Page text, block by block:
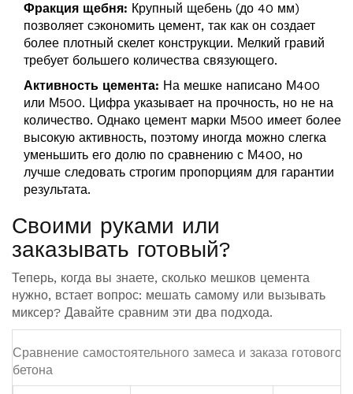
Фракция щебня: Крупный щебень (до 40 мм)
позволяет сэкономить цемент, так как он создает
более плотный скелет конструкции. Мелкий гравий
требует большего количества связующего.
Активность цемента: На мешке написано М400
или М500. Цифра указывает на прочность, но не на
количество. Однако цемент марки М500 имеет более
высокую активность, поэтому иногда можно слегка
уменьшить его долю по сравнению с М400, но
лучше следовать строгим пропорциям для гарантии
результата.
Своими руками или
заказывать готовый?
Теперь, когда вы знаете, сколько мешков цемента
нужно, встает вопрос: мешать самому или вызывать
миксер? Давайте сравним эти два подхода.
Сравнение самостоятельного замеса и заказа готового
бетона